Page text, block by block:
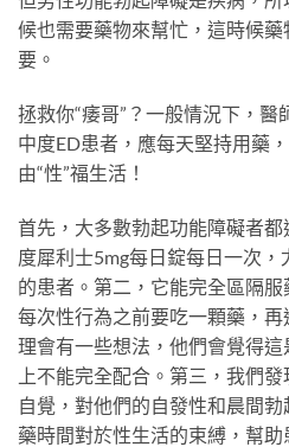
候也需要藥物來幫忙，這時候
要。
拯救你“痿哥”？一般情況下，
中度ED患者，應每天堅持用藥，
由“性”福生活！
首先，大多數勃起功能障礙者都
度犀利士5mg每日錠每日一次
的患者。第二，它能完全區隔
每次性行為之前要吃一顆藥，
理會有一些想法，他們會覺得
上不能完全配合。第三，我們
自覺，對他們的自發性和晨間
藥時間對於性生活的束縛，幫